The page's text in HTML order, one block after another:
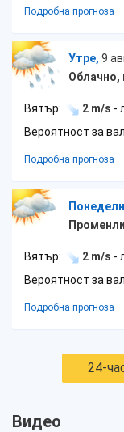
Подробна прогноза
Утре, 9
Вятър: 2 m/s -
Вероятност за
Подробна прогноза
Вятър: 2 m/s -
Вероятност за
Подробна прогноза
24-
Видео